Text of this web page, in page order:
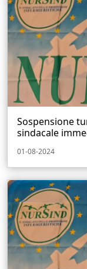
Sospensione
sindacale
01-08-2024